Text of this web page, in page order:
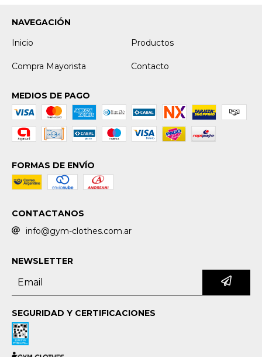
NAVEGACIÓN
Inicio
Productos
Compra Mayorista Contacto
MEDIOS DE PAGO
FORMAS DE ENVÍO
CONTACTANOS
info@gym-clothes.com.ar
NEWSLETTER
SEGURIDAD Y CERTIFICACIONES